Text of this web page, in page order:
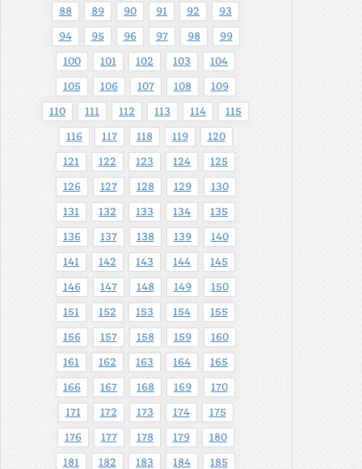
88 89 90 91 92 93
94 95 96 97 98 99
100 101 102 103 104
105 106 107 108 109
110 111 112 113 114 115
116 117 118 119 120
121 122 123 124 125
126 127 128 129 130
131 132 133 134 135
136 137 138 139 140
141 142 143 144 145
146 147 148 149 150
151 152 153 154 155
156 157 158 159 160
161 162 163 164 165
166 167 168 169 170
171 172 173 174 175
176 177 178 179 180
181 182 183 184 185